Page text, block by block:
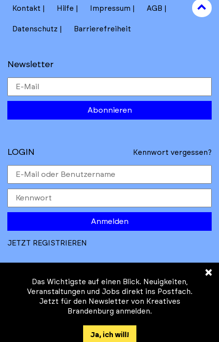
Kontakt Hilfe Impressum AGB
Datenschutz Barrierefreiheit
Newsletter
Abonnieren
to
top
LOGIN Kennwort vergessen?
Anmelden
JETZT REGISTRIEREN
© Kreatives Brandenburg im Auftrag des
Klimaschutz des Landes Brandenburg
×
Das Wichtigste auf einen Blick. Neuigkeiten,
Veranstaltungen und Jobs direkt ins Postfach.
Jetzt für den Newsletter von Kreatives
Brandenburg anmelden.
Ja, ich will!